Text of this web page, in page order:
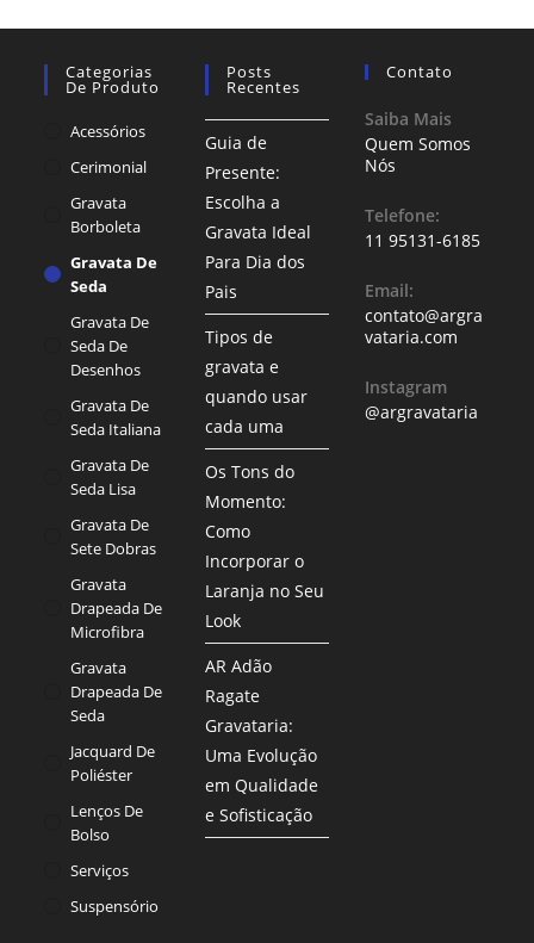
Categorias
De Produto
Acessórios
Cerimonial
Gravata
Borboleta
Gravata De
Seda
Gravata De
Seda De
Desenhos
Gravata De
Seda Italiana
Gravata De
Seda Lisa
Gravata De
Sete Dobras
Gravata
Drapeada De
Microfibra
Gravata
Drapeada De
Seda
Jacquard De
Poliéster
Lenços De
Bolso
Serviços
Suspensório
Posts
Recentes
Guia de
Presente:
Escolha a
Gravata Ideal
Para Dia dos
Pais
Tipos de
gravata e
quando usar
cada uma
Os Tons do
Momento:
Como
Incorporar o
Laranja no Seu
Look
AR Adão
Ragate
Gravataria:
Uma Evolução
em Qualidade
e Sofisticação
Contato
Saiba Mais
Quem Somos
Nós
Telefone:
11 95131-6185
Email:
contato@argra
vataria.com
Instagram
@argravataria